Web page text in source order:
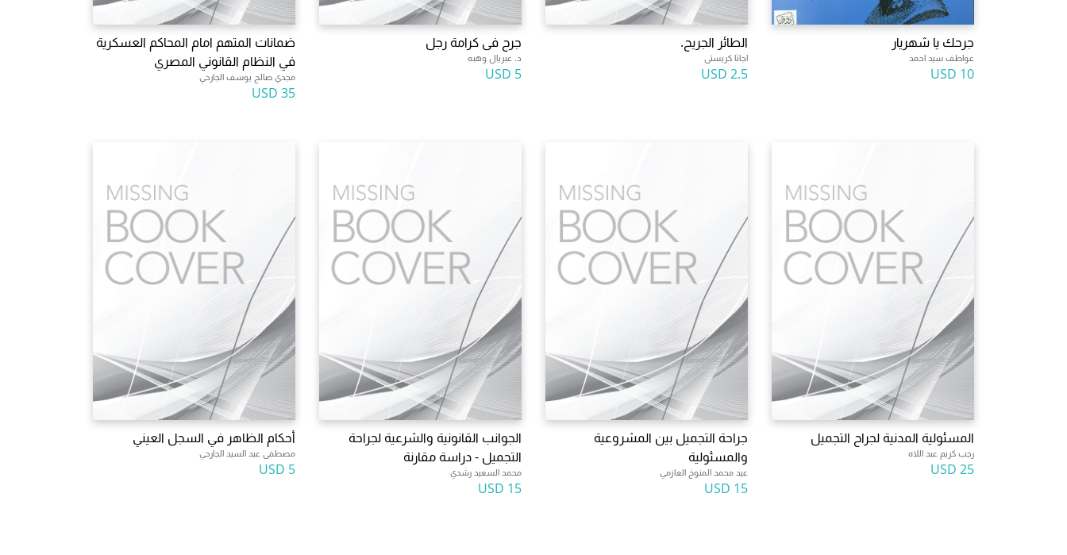
جرحك يا شهريار
عواطف سيد احمد
10 USD
الطائر الجريح.
اجاثا كريستى
2.5 USD
جرح فى كرامة رجل
د. غبريال وهبه
5 USD
ضمانات المتهم امام المحاكم العسكرية
في النظام القانوني المصري
مجدي صالح يوسف الجارحي
35 USD
المسئولية المدنية لجراح التجميل
رجب كريم عبد اللاه
25 USD
جراحة التجميل بين المشروعية
والمسئولية
عيد محمد المنوخ العازمي
15 USD
الجوانب القانونية والشرعية لجراحة
التجميل - دراسة مقارنة
محمد السعيد رشدي
15 USD
أحكام الظاهر في السجل العيني
مصطفى عبد السيد الجارحي
5 USD